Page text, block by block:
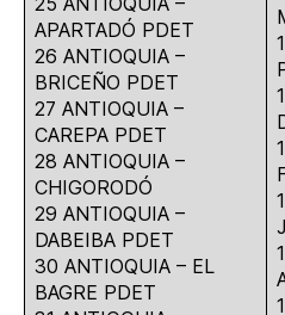
APARTADÓ PDET
26 ANTIOQUIA –
BRICEÑO PDET
27 ANTIOQUIA –
CAREPA PDET
28 ANTIOQUIA –
CHIGORODÓ
29 ANTIOQUIA –
DABEIBA PDET
30 ANTIOQUIA – EL
BAGRE PDET